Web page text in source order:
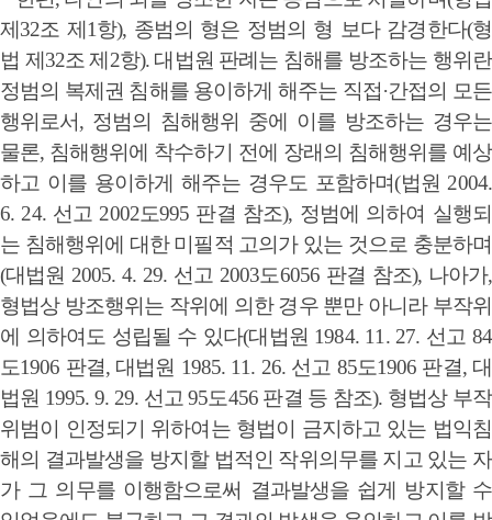
제32조 제1항), 종범의 형은 정범의 형 보다 감경한다(형
법 제32조 제2항). 대법원 판례는 침해를 방조하는 행위란
정범의 복제권 침해를 용이하게 해주는 직접·간접의 모든
행위로서, 정범의 침해행위 중에 이를 방조하는 경우는
물론, 침해행위에 착수하기 전에 장래의 침해행위를 예상
하고 이를 용이하게 해주는 경우도 포함하며(법원 2004.
6. 24. 선고 2002도995 판결 참조), 정범에 의하여 실행되
는 침해행위에 대한 미필적 고의가 있는 것으로 충분하며
(대법원 2005. 4. 29. 선고 2003도6056 판결 참조), 나아가,
형법상 방조행위는 작위에 의한 경우 뿐만 아니라 부작위
에 의하여도 성립될 수 있다(대법원 1984. 11. 27. 선고 84
도1906 판결, 대법원 1985. 11. 26. 선고 85도1906 판결, 대
법원 1995. 9. 29. 선고 95도456 판결 등 참조). 형법상 부작
위범이 인정되기 위하여는 형법이 금지하고 있는 법익침
해의 결과발생을 방지할 법적인 작위의무를 지고 있는 자
가 그 의무를 이행함으로써 결과발생을 쉽게 방지할 수